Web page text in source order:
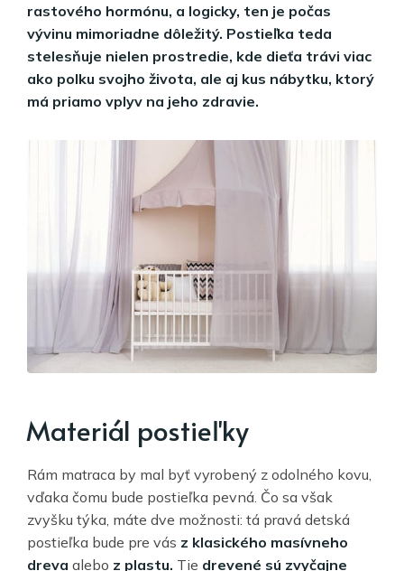
rastového hormónu, a logicky, ten je počas
vývinu mimoriadne dôležitý. Postieľka teda
stelesňuje nielen prostredie, kde dieťa trávi viac
ako polku svojho života, ale aj kus nábytku, ktorý
má priamo vplyv na jeho zdravie.
Materiál postieľky
Rám matraca by mal byť vyrobený z odolného kovu,
vďaka čomu bude postieľka pevná. Čo sa však
zvyšku týka, máte dve možnosti: tá pravá detská
postieľka bude pre vás z klasického masívneho
dreva alebo z plastu. Tie drevené sú zvyčajne